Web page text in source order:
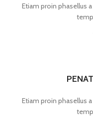
Etiam proin phasellus
Etiam proin phasellus